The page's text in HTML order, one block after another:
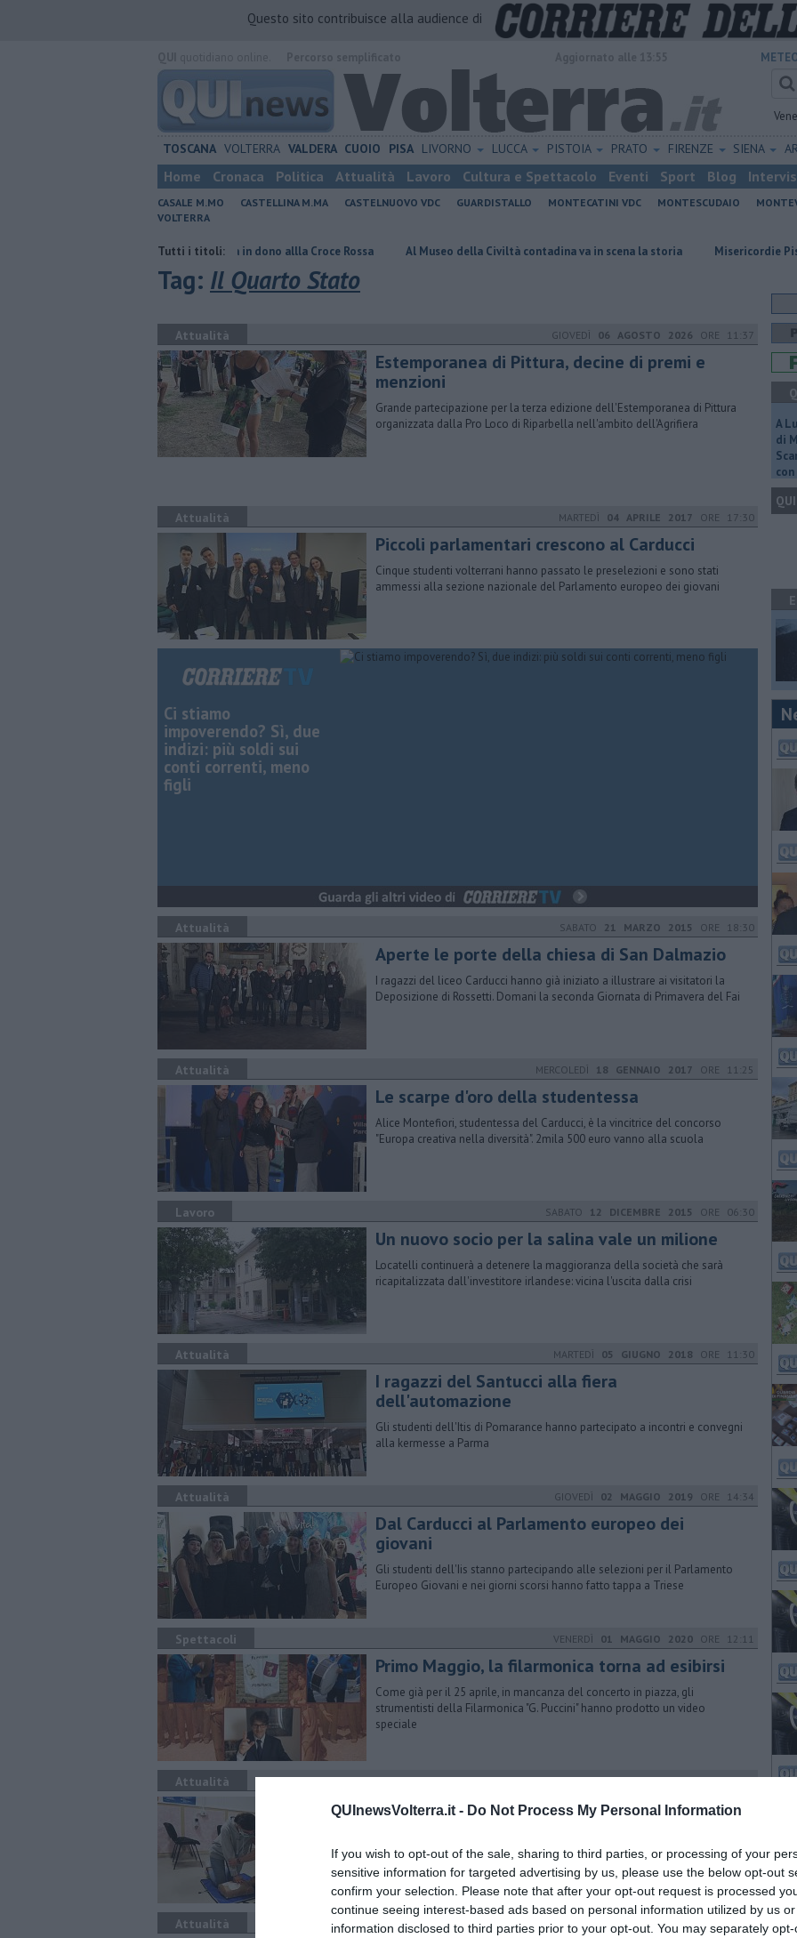
QUInewsVolterra.it - Do Not Process My Personal Information
If you wish to opt-out of the sale, sharing to third parties, or processing of your
sensitive information for targeted advertising by us, please use the below opt-out
confirm your selection. Please note that after your opt-out request is processed
continue seeing interest-based ads based on personal information utilized by us
information disclosed to third parties prior to your opt-out. You may separately
Questo sito contribuisce alla audience di
TOSCANA VOLTERRA VALDERA CUOIO PISA LIVORNO LUCCA PISTOIA PRATO FIRENZE SIENA
Home Cronaca Politica Attualità Lavoro Cultura e Spettacolo Eventi Sport Blog
CASALE M.MO CASTELLINA M.MA CASTELNUOVO VDC GUARDISTALLO MONTECATINI VDC MONTESCUDAIO
VOLTERRA
Tutti i titoli:
Una carrozzina in dono allla Croce Rossa Al Museo della Civiltà contadina va in scena la storia Misericordie Pisane, Novi
Tag: Il Quarto Stato
Attualità GIOVEDÌ 06 AGOSTO 2026 ORE 11:37
Estemporanea di Pittura, decine di premi e
menzioni
​Grande partecipazione per la terza edizione dell'Estemporanea di Pittura
organizzata dalla Pro Loco di Riparbella nell'ambito dell'Agrifiera
Attualità MARTEDÌ 04 APRILE 2017 ORE 17:30
Piccoli parlamentari crescono al Carducci
Cinque studenti volterrani hanno passato le preselezioni e sono stati
ammessi alla sezione nazionale del Parlamento europeo dei giovani
Ci stiamo
impoverendo? Sì, due
indizi: più soldi sui
conti correnti, meno
figli
Attualità SABATO 21 MARZO 2015 ORE 18:30
Aperte le porte della chiesa di San Dalmazio
I ragazzi del liceo Carducci hanno già iniziato a illustrare ai visitatori la
Deposizione di Rossetti. Domani la seconda Giornata di Primavera del Fai
Attualità MERCOLEDÌ 18 GENNAIO 2017 ORE 11:25
Le scarpe d'oro della studentessa
Alice Montefiori, studentessa del Carducci, è la vincitrice del concorso
"Europa creativa nella diversità". 2mila 500 euro vanno alla scuola
Lavoro SABATO 12 DICEMBRE 2015 ORE 06:30
Un nuovo socio per la salina vale un milione
Locatelli continuerà a detenere la maggioranza della società che sarà
ricapitalizzata dall'investitore irlandese: vicina l'uscita dalla crisi
Attualità MARTEDÌ 05 GIUGNO 2018 ORE 11:30
I ragazzi del Santucci alla fiera
dell'automazione
Gli studenti dell'Itis di Pomarance hanno partecipato a incontri e convegni
alla kermesse a Parma
Attualità GIOVEDÌ 02 MAGGIO 2019 ORE 14:34
Dal Carducci al Parlamento europeo dei
giovani
Gli studenti dell'Iis stanno partecipando alle selezioni per il Parlamento
Europeo Giovani e nei giorni scorsi hanno fatto tappa a Triese
Spettacoli VENERDÌ 01 MAGGIO 2020 ORE 12:11
Primo Maggio, la filarmonica torna ad esibirsi
Come già per il 25 aprile, in mancanza del concerto in piazza, gli
strumentisti della Filarmonica "G. Puccini" hanno prodotto un video
speciale
Attualità DOMENICA31 OTTOBRE 2021ORE 13:00
I ragazzi imparano le tecniche di primo
Grazie alla disponibilità dell’associazione Cecchini Cuore tutti i ragazzi
dell’ITIS ”A. Santucci” hanno seguito il corso di Basic Life Support
Attualità MARTEDÌ03 MAGGIO 2022ORE 18:00
A
di
QUI